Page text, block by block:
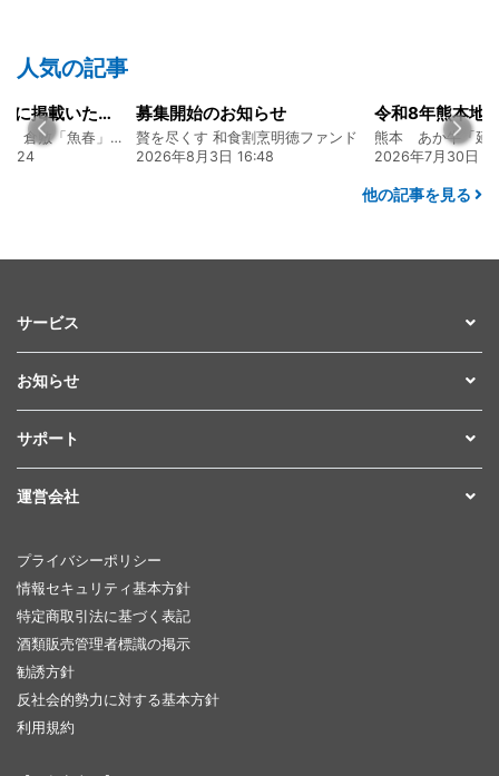
人気の記事
山陽新聞の一面に掲載いただきました！
創業128年の魚屋 倉敷「魚春」ファンド
募集開始のお知らせ
贅を尽くす 和食割烹明徳ファンド
2026年8月3日 16:48
2026年7月30日
他の記事を見る
サービス
お知らせ
サポート
運営会社
プライバシーポリシー
情報セキュリティ基本方針
特定商取引法に基づく表記
酒類販売管理者標識の掲示
勧誘方針
反社会的勢力に対する基本方針
利用規約